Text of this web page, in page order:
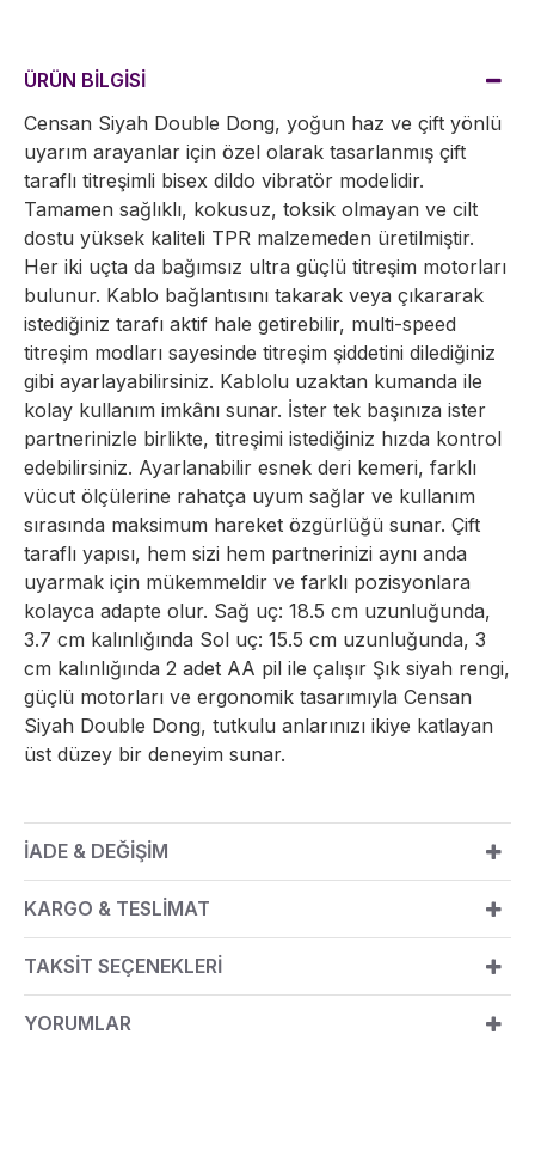
ÜRÜN BİLGİSİ
Censan Siyah Double Dong, yoğun haz ve çift yönlü
uyarım arayanlar için özel olarak tasarlanmış çift
taraflı titreşimli bisex dildo vibratör modelidir.
Tamamen sağlıklı, kokusuz, toksik olmayan ve cilt
dostu yüksek kaliteli TPR malzemeden üretilmiştir.
Her iki uçta da bağımsız ultra güçlü titreşim motorları
bulunur. Kablo bağlantısını takarak veya çıkararak
istediğiniz tarafı aktif hale getirebilir, multi-speed
titreşim modları sayesinde titreşim şiddetini dilediğiniz
gibi ayarlayabilirsiniz. Kablolu uzaktan kumanda ile
kolay kullanım imkânı sunar. İster tek başınıza ister
partnerinizle birlikte, titreşimi istediğiniz hızda kontrol
edebilirsiniz. Ayarlanabilir esnek deri kemeri, farklı
vücut ölçülerine rahatça uyum sağlar ve kullanım
sırasında maksimum hareket özgürlüğü sunar. Çift
taraflı yapısı, hem sizi hem partnerinizi aynı anda
uyarmak için mükemmeldir ve farklı pozisyonlara
kolayca adapte olur. Sağ uç: 18.5 cm uzunluğunda,
3.7 cm kalınlığında Sol uç: 15.5 cm uzunluğunda, 3
cm kalınlığında 2 adet AA pil ile çalışır Şık siyah rengi,
güçlü motorları ve ergonomik tasarımıyla Censan
Siyah Double Dong, tutkulu anlarınızı ikiye katlayan
üst düzey bir deneyim sunar.
İADE & DEĞİŞİM
KARGO & TESLİMAT
TAKSİT SEÇENEKLERİ
YORUMLAR